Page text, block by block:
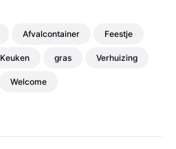
Afvalcontainer Feestje
Keuken gras Verhuizing
Welcome